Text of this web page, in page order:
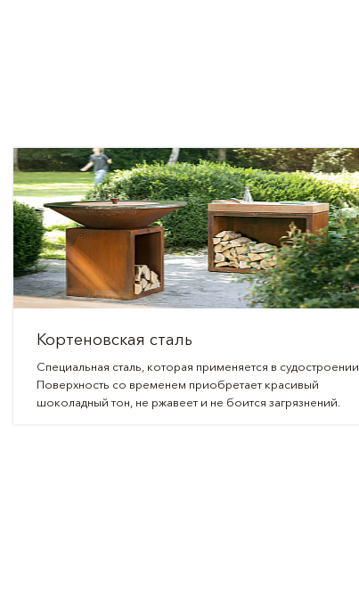
Кортеновская сталь
Специальная сталь, которая применяется в судостроении.
Поверхность со временем приобретает красивый
шоколадный тон, не ржавеет и не боится загрязнений.